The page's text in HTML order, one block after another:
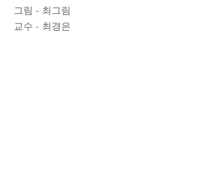
그림 - 최그림
교수 - 최경은